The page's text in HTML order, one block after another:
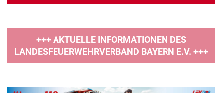
+++ AKTUELLE INFORMATIONEN DES
LANDESFEUERWEHRVERBAND BAYERN E.V. +++